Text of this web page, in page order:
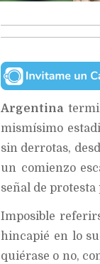
Argentina
mismísimo
sin derrotas,
un comienzo
señal de
Imposible
hincapié en lo
quiérase o no,